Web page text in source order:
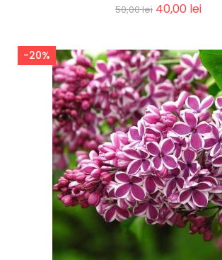
50,00lei 40,00 lei
-20%